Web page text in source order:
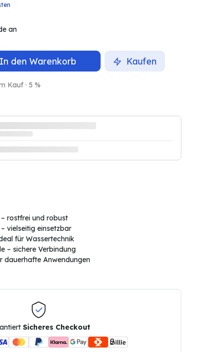
an
In den Warenkorb Kaufen
Kauf · 5 %
rostfrei und robust
vielseitig einsetzbar
für Wassertechnik
– sichere Verbindung
dauerhafte Anwendungen
Sicheres Checkout